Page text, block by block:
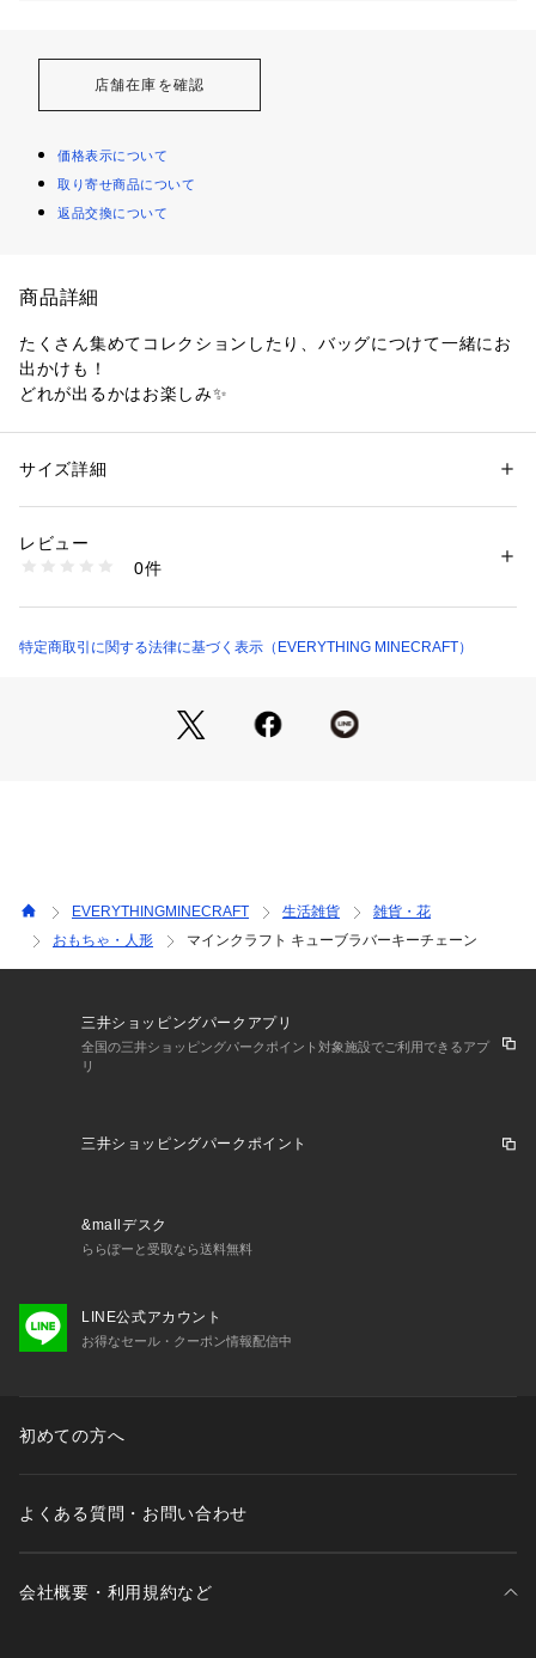
店舗在庫を確認
価格表示について
取り寄せ商品について
返品交換について
商品詳細
たくさん集めてコレクションしたり、バッグにつけて一緒にお
出かけも！
どれが出るかはお楽しみ✨
性別：レディース
商品番号：
10371 （ショップ）
サイズ詳細
レビュー
0件
特定商取引に関する法律に基づく表示（EVERYTHING MINECRAFT）
EVERYTHINGMINECRAFT 生活雑貨
雑貨・花
おもちゃ・人形
マインクラフト キューブラバーキーチェーン
三井ショッピングパークアプリ
全国の三井ショッピングパークポイント対象施設でご利用できるアプ
リ
三井ショッピングパークポイント
&mallデスク
ららぽーと受取なら送料無料
LINE公式アカウント
お得なセール・クーポン情報配信中
初めての方へ
よくある質問・お問い合わせ
会社概要・利用規約など